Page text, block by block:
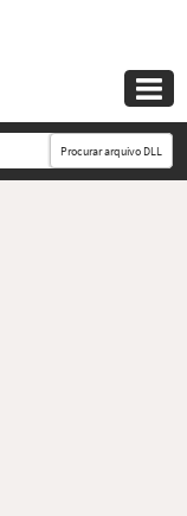

Procurar arquivo DLL